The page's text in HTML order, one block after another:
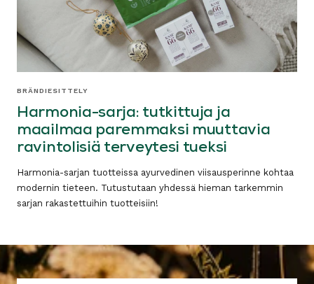
BRÄNDIESITTELY
Harmonia-sarja: tutkittuja ja
maailmaa paremmaksi muuttavia
ravintolisiä terveytesi tueksi
Harmonia-sarjan tuotteissa ayurvedinen viisausperinne kohtaa
modernin tieteen. Tutustutaan yhdessä hieman tarkemmin
sarjan rakastettuihin tuotteisiin!